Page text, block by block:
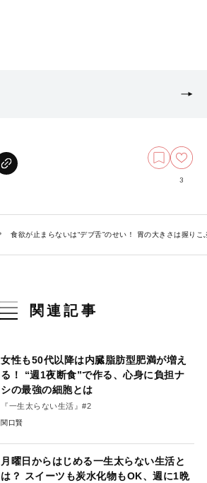
3
食欲が止まらないは“デブ舌”のせい！ 胃の大きさは握り
関連記事
女性も50代以降は内臓脂肪型肥満が増え
る！ “週1夜断食”で作る、心身に負担ナ
シの最強の細胞とは
『一生太らない生活』#2
関口賢
月曜日からはじめる一生太らない生活と
は？ スイーツも炭水化物もOK、週に1晩